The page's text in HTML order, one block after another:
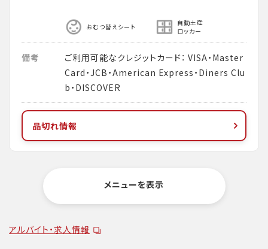
おむつ替えシート
自動土産
ロッカー
備考
ご利用可能なクレジットカード： VISA・Master
Card・JCB・American Express・Diners Clu
b・DISCOVER
品切れ情報
メニューを表示
アルバイト・求人情報